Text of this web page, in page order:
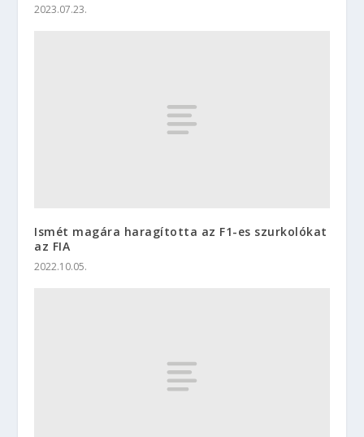
2023.07.23.
Ismét magára haragította az F1-es szurkolókat
az FIA
2022.10.05.